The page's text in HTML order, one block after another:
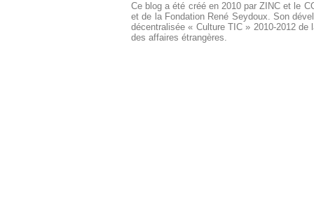
Ce blog a été créé en 2010 par ZINC et le
et de la Fondation René Seydoux. Son
décentralisée « Culture TIC » 2010-2012
des affaires étrangères.